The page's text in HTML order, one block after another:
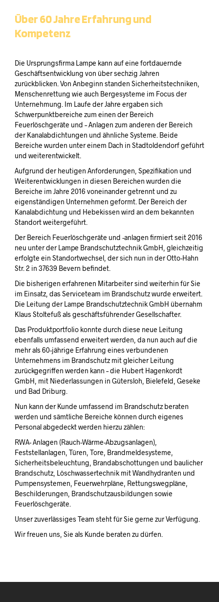
Über 60 Jahre Erfahrung und
Kompetenz
Die Ursprungsfirma Lampe kann auf eine fortdauernde
Geschäftsentwicklung von über sechzig Jahren
zurückblicken. Von Anbeginn standen Sicherheitstechniken,
Menschenrettung wie auch Bergesysteme im Focus der
Unternehmung. Im Laufe der Jahre ergaben sich
Schwerpunktbereiche zum einen der Bereich
Feuerlöschgeräte und – Anlagen zum anderen der Bereich
der Kanalabdichtungen und ähnliche Systeme. Beide
Bereiche wurden unter einem Dach in Stadtoldendorf geführt
und weiterentwickelt.
Aufgrund der heutigen Anforderungen, Spezifikation und
Weiterentwicklungen in diesen Bereichen wurden die
Bereiche im Jahre 2016 voneinander getrennt und zu
eigenständigen Unternehmen geformt. Der Bereich der
Kanalabdichtung und Hebekissen wird an dem bekannten
Standort weitergeführt.
Der Bereich Feuerlöschgeräte und -anlagen firmiert seit 2016
neu unter der Lampe Brandschutztechnik GmbH, gleichzeitig
erfolgte ein Standortwechsel, der sich nun in der Otto-Hahn
Str. 2 in 37639 Bevern befindet.
Die bisherigen erfahrenen Mitarbeiter sind weiterhin für Sie
im Einsatz, das Serviceteam im Brandschutz wurde erweitert.
Die Leitung der Lampe Brandschutztechnik GmbH übernahm
Klaus Stoltefuß als geschäftsführender Gesellschafter.
Das Produktportfolio konnte durch diese neue Leitung
ebenfalls umfassend erweitert werden, da nun auch auf die
mehr als 60-jährige Erfahrung eines verbundenen
Unternehmens im Brandschutz mit gleicher Leitung
zurückgegriffen werden kann – die Hubert Hagenkordt
GmbH, mit Niederlassungen in Gütersloh, Bielefeld, Geseke
und Bad Driburg.
Nun kann der Kunde umfassend im Brandschutz beraten
werden und sämtliche Bereiche können durch eigenes
Personal abgedeckt werden hierzu zählen:
RWA- Anlagen (Rauch-Wärme-Abzugsanlagen),
Feststellanlagen, Türen, Tore, Brandmeldesysteme,
Sicherheitsbeleuchtung, Brandabschottungen und baulicher
Brandschutz, Löschwassertechnik mit Wandhydranten und
Pumpensystemen, Feuerwehrpläne, Rettungswegpläne,
Beschilderungen, Brandschutzausbildungen sowie
Feuerlöschgeräte.
Unser zuverlässiges Team steht für Sie gerne zur Verfügung.
Wir freuen uns, Sie als Kunde beraten zu dürfen.